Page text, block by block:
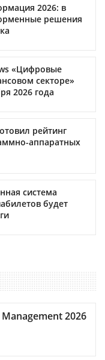
2026: в
решения
«Цифровые
секторе»
2026 года
рейтинг
аппаратных
система
будет
2026